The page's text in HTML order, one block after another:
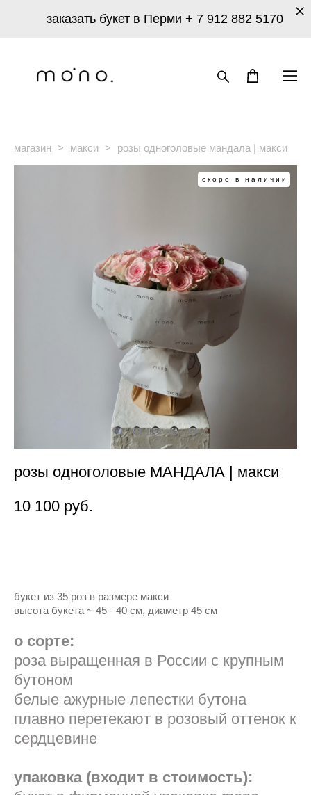
заказать букет в Перми + 7 912 882 5170
магазин > макси > розы одноголовые мандала | макси
скоро в наличии
розы одноголовые МАНДАЛА | макси
10 100 pуб.
букет из 35 роз в размере макси
высота букета ~ 45 - 40 см, диаметр 45 см
о сорте:
роза выращенная в России с крупным
бутоном
белые ажурные лепестки бутона
плавно перетекают в розовый оттенок к
сердцевине
упаковка (входит в стоимость):